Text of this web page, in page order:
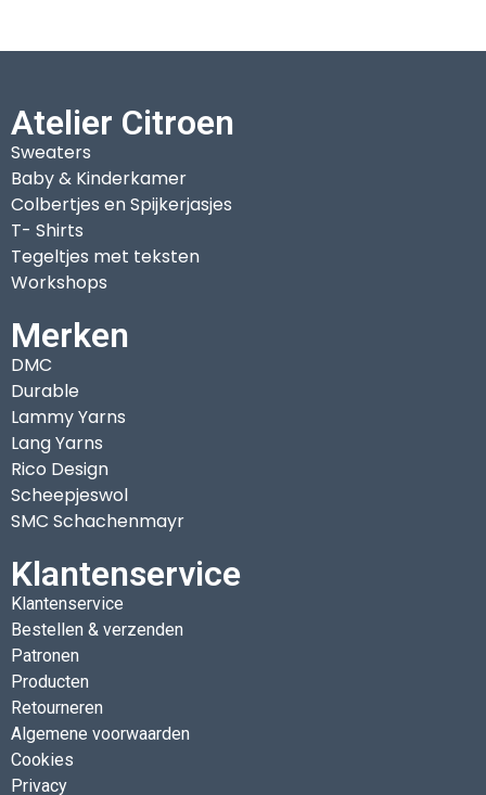
Atelier Citroen
Sweaters
Baby & Kinderkamer
Colbertjes en Spijkerjasjes
T- Shirts
Tegeltjes met teksten
Workshops
Merken
DMC
Durable
Lammy Yarns
Lang Yarns
Rico Design
Scheepjeswol
SMC Schachenmayr
Klantenservice
Klantenservice
Bestellen & verzenden
Patronen
Producten
Retourneren
Algemene voorwaarden
Cookies
Privacy